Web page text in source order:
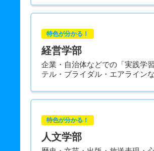
特色が分かる！
経営学部
企業・自治体などでの「実践学
テル・ブライダル・エアライン
特色が分かる！
人文学部